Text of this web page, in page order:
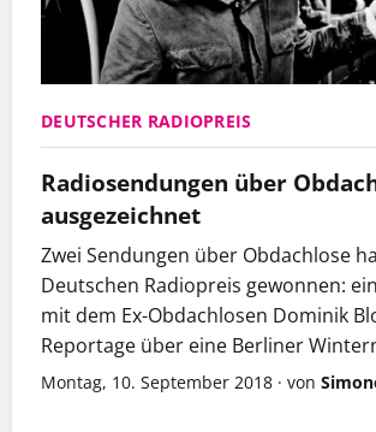
DEUTSCHER RADIOPREIS
Radiosendungen über
ausgezeichnet
Zwei Sendungen über Obdachlose
Deutschen Radiopreis gewonnen:
mit dem Ex-Obdachlosen Dominik
Reportage über eine Berliner
Montag, 10. September 2018 · von